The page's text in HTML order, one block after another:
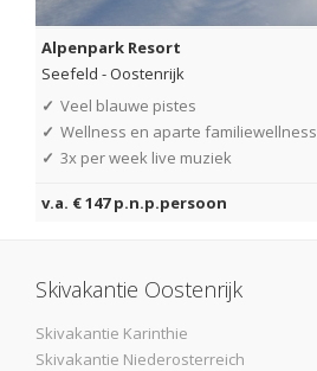
Alpenpark Resort
Seefeld -Oostenrijk
✓ Veel blauwe pistes
✓ Wellness en aparte familiewellness
✓ 3x per week live muziek
v.a. € 147 p.n.p.persoon
Skivakantie Oostenrijk
Skivakantie Karinthie
Skivakantie Niederosterreich